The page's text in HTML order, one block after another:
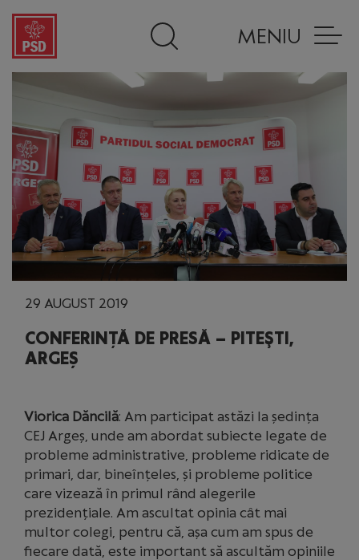
MENIU
29 AUGUST 2019
CONFERINȚĂ DE PRESĂ – PITEŞTI,
ARGEȘ
Viorica Dăncilă: Am participat astăzi la ședința
CEJ Argeș, unde am abordat subiecte legate de
probleme administrative, probleme ridicate de
primari, dar, bineînțeles, și probleme politice
care vizează în primul rând alegerile
prezidențiale. Am ascultat opinia cât mai
multor colegi, pentru că, așa cum am spus de
fiecare dată, este important să ascultăm opiniile